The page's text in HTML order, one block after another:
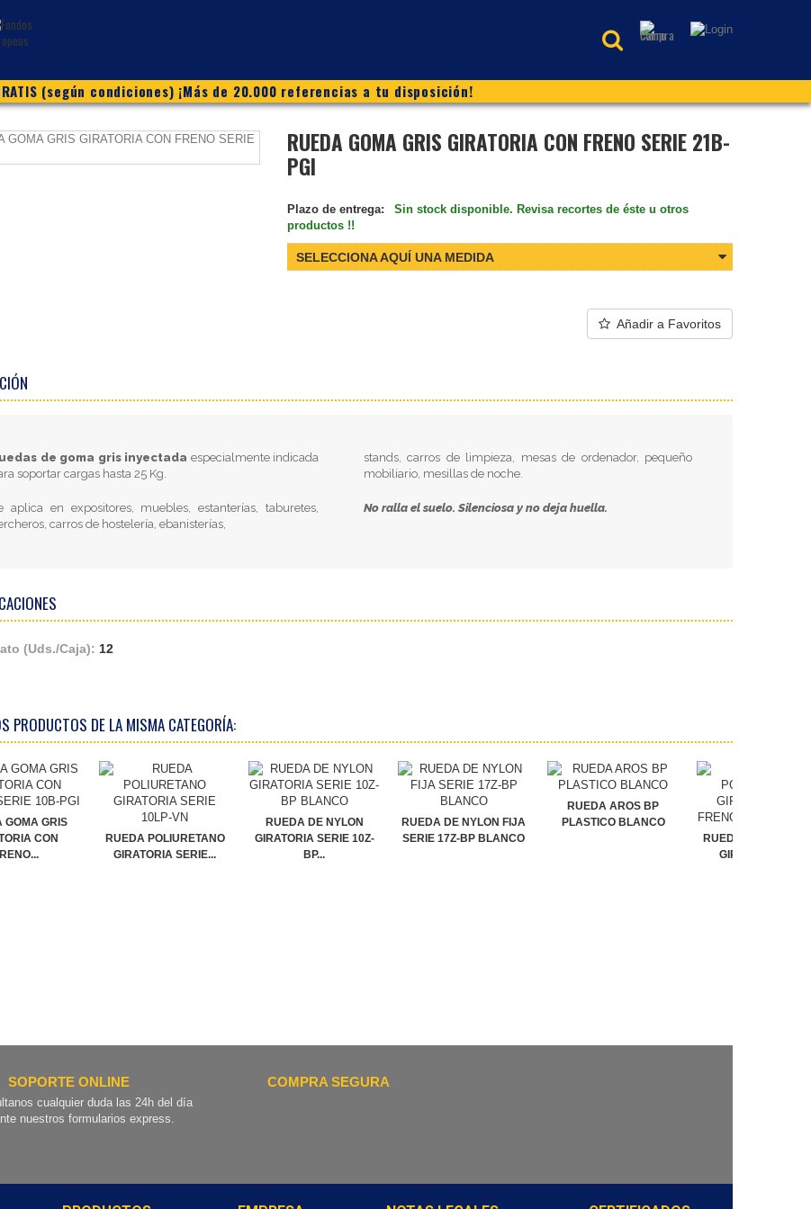
(según condiciones) ¡Más de 20.000 referencias a tu disposición!
RUEDA GOMA GRIS GIRATORIA CON FRENO SERIE 21B-
PGI
Plazo de entrega:
Sin stock disponible. Revisa recortes de éste u otros
productos !!
SELECCIONA AQUÍ UNA MEDIDA
Añadir a Favoritos
de goma gris inyectada especialmente indicada
soportar cargas hasta 25 Kg.
aplica en expositores, muebles, estanterías, taburetes,
carros de hostelería, ebanisterías,
stands, carros de limpieza, mesas de ordenador, pequeño
mobiliario, mesillas de noche.
No ralla el suelo. Silenciosa y no deja huella.
(Uds./Caja): 12
PRODUCTOS DE LA MISMA CATEGORÍA:
GOMA GRIS
CON
RUEDA POLIURETANO
GIRATORIA SERIE...
RUEDA DE NYLON
GIRATORIA SERIE 10Z-
BP...
RUEDA DE NYLON FIJA
SERIE 17Z-BP BLANCO
RUEDA AROS BP
PLASTICO BLANCO
RUEDA
GIRATORIA CON
SOPORTE ONLINE
cualquier duda las 24h del día
nuestros formularios express.
COMPRA SEGURA